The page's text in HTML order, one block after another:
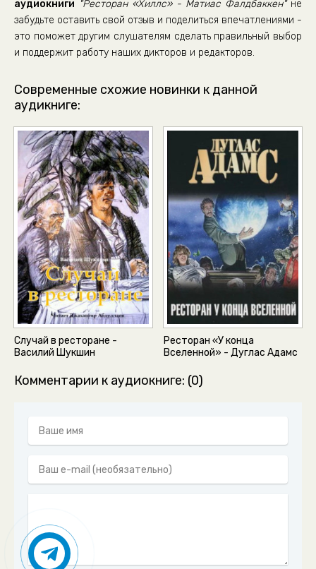
аудиокниги "Ресторан «Хиллс» - Матиас Фалдбаккен"не
забудьте оставить свой отзыв и поделиться впечатлениями -
это поможет другим слушателям сделать правильный выбор
и поддержит работу наших дикторов и редакторов.
Современные схожие новинки к данной
аудикниге:
Случай в ресторане -
Василий Шукшин
Ресторан «У конца
Вселенной» - Дуглас Адамс
Комментарии к аудиокниге: (0)